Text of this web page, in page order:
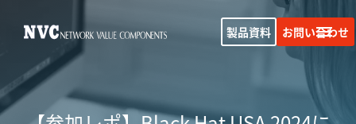
製品資料 お問い合わせ